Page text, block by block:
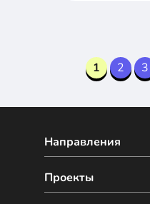
1 2 3
Направления
Проекты